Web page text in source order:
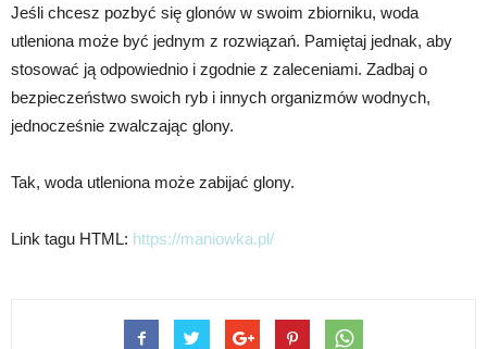
Jeśli chcesz pozbyć się glonów w swoim zbiorniku, woda
utleniona może być jednym z rozwiązań. Pamiętaj jednak, aby
stosować ją odpowiednio i zgodnie z zaleceniami. Zadbaj o
bezpieczeństwo swoich ryb i innych organizmów wodnych,
jednocześnie zwalczając glony.
Tak, woda utleniona może zabijać glony.
Link tagu HTML: https://maniowka.pl/